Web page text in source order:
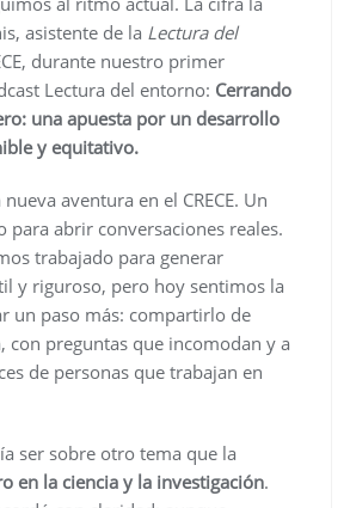
asistente de la Lectura del
durante nuestro primer
Lectura del entorno: Cerrando
una apuesta por un desarrollo
y equitativo.
aventura en el CRECE. Un
para abrir conversaciones reales.
trabajado para generar
y riguroso, pero hoy sentimos la
un paso más: compartirlo de
con preguntas que incomodan y a
de personas que trabajan en
ser sobre otro tema que la
en la ciencia y la investigación.